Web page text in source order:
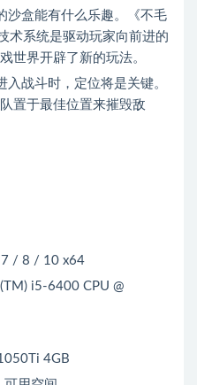
盒能有什么乐趣。《不毛
术系统是驱动玩家向前进的
世界开辟了新的玩法。
战斗时，定位将是关键。
置于最佳位置来摧毁敌
7 / 8 / 10 x64
i5-6400 CPU @
4GB